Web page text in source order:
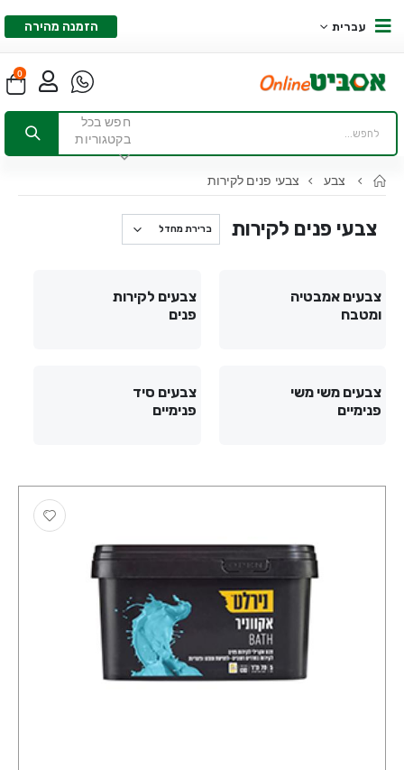
עברית הזמנה מהירה
0
חפש בכל
בקטגוריות
צבע צבעי פנים לקירות
צבעי פנים לקירות
צבעים אמבטיה
ומטבח
צבעים לקירות
פנים
צבעים משי משי
פנימיים
צבעים סיד
פנימיים